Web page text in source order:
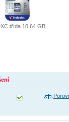
třída 10 64 GB